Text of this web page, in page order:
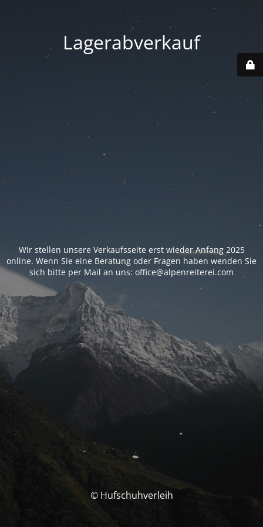
Lagerabverkauf
Wir stellen unsere Verkaufsseite erst wieder Anfang 2025
online. Wenn Sie eine Beratung oder Fragen haben wenden Sie
sich bitte per Mail an uns: office@alpenreiterei.com
© Hufschuhverleih